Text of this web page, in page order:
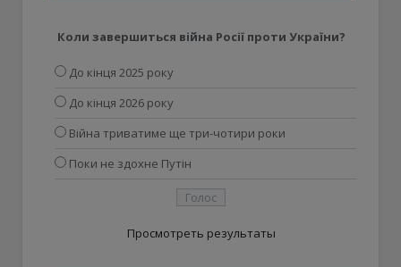
Коли завершиться війна Росії проти України?
До кінця 2025 року
До кінця 2026 року
Війна триватиме ще три-чотири роки
Поки не здохне Путін
Просмотреть результаты